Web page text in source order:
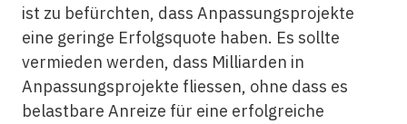
ist zu befürchten, dass Anpassungsprojekte
eine geringe Erfolgsquote haben. Es sollte
vermieden werden, dass Milliarden in
Anpassungsprojekte fliessen, ohne dass es
belastbare Anreize für eine erfolgreiche